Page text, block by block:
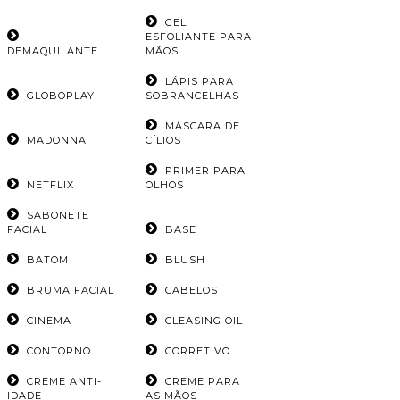
DEMAQUILANTE
GEL
ESFOLIANTE PARA
MÃOS
GLOBOPLAY
LÁPIS PARA
SOBRANCELHAS
MADONNA
MÁSCARA DE
CÍLIOS
NETFLIX
PRIMER PARA
OLHOS
SABONETE
FACIAL
BASE
BATOM BLUSH
BRUMA FACIAL CABELOS
CINEMA CLEASING OIL
CONTORNO CORRETIVO
CREME ANTI-
IDADE
CREME PARA
AS MÃOS